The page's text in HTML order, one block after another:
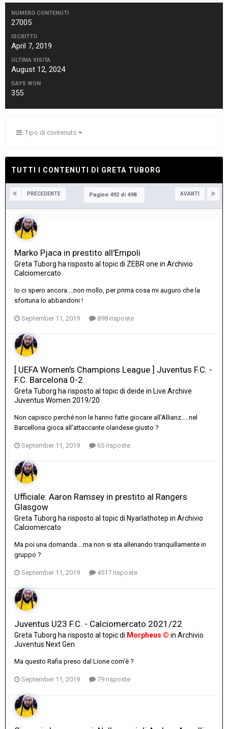
NUMERO CONTENUTI
27005
ISCRITTO
April 7, 2019
ULTIMA VISITA
August 12, 2024
DAYS WON
355
Tipo di contenuto
TUTTI I CONTENUTI DI GRETA TUBORG
PRECEDENTE AVANTI
Pagine 492 di 498
Marko Pjaca in prestito all'Empoli
Greta Tuborg ha risposto al topic di ZEBR one in Archivio
Calciomercato
Io ci spero ancora....non mollo, per prima cosa mi auguro che la
sfortuna lo abbandoni !
September 11, 2019 898 risposte
[ UEFA Women's Champions League ] Juventus F.C. -
F.C. Barcelona 0-2
Greta Tuborg ha risposto al topic di deide in Live Archive
Juventus Women 2019/20
Non capisco perché non le hanno fatte giocare all'Allianz.....nel
Barcellona gioca all'attaccante olandese giusto ?
September 11, 2019 65 risposte
Ufficiale: Aaron Ramsey in prestito al Rangers
Glasgow
Greta Tuborg ha risposto al topic di Nyarlathotep in Archivio
Calciomercato
Ma poi una domanda....ma non si sta allenando tranquillamente in
gruppo ?
September 11, 2019 4517 risposte
Juventus U23 F.C. - Calciomercato 2021/22
Greta Tuborg ha risposto al topic di Morpheus © in Archivio
Juventus Next Gen
Ma questo Rafia preso dal Lione com'è ?
September 11, 2019 79 risposte